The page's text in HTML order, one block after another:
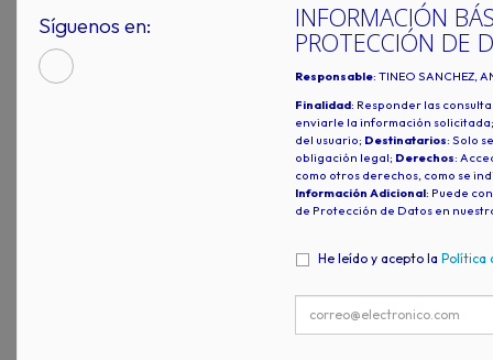
Síguenos en: INFORMACIÓN
PROTECCIÓN DE
Responsable: TINEO SANCHEZ,
Finalidad: Responder las
enviarle la información
del usuario; Destinatarios: Solo
obligación legal; Derechos:
como otros derechos, como se
Información Adicional: Puede
de Protección de Datos en
He leído y acepto la Política